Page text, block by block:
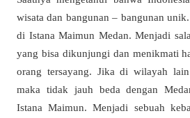
wisata dan bangunan – bangunan
di Istana Maimun Medan. Menjadi
yang bisa dikunjungi dan menikmati
orang tersayang. Jika di wilayah
maka tidak jauh beda dengan
Istana Maimun. Menjadi sebuah